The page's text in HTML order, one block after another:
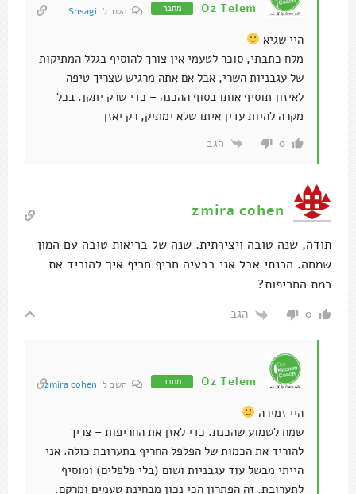
Oz Telem מחבר השב ל Shsagi
היי שגיא
מלח כתבתי, סוכר לטעמי אין צורך להוסיף בגלל המתיקות
של עגבניות השרי, אבל אם אתה מרגיש שצריך טיפה
לאיזון תוסיף אותו בסוף ההכנה – כדי שרק יתקן. בכל
מקרה להיות עדין איתו שלא ימתיק, רק יאזן
0 הגב
zmira cohen
תודה, שנה טובה ויצירתית. שנה של בריאות טובה עם המון
שמחה. הכנתי אבל אני בבעיה חריף חריף איך להוריד את
רמת החריפות?
0 הגב
Oz Telem מחבר השב ל zmira cohen
היי זמירה
שמח לשמוע שהכנת. כדי לאזן את החריפות – צריך
להוריד את הכמות של הפלפל החריף בתערובת כולה. אני
הייתי מבשל עוד עגבניות ושום (בלי פלפלים) ומוסיף
לתערובת. זה הפתרון הכי נכון מבחינת טעמים ומרקם.